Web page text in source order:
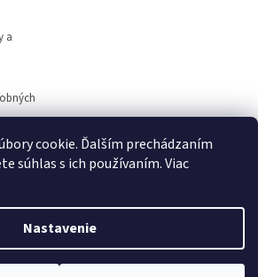
cookie. Ďalším prechádzaním
súhlas s ich používaním. Viac
Nastavenie
a